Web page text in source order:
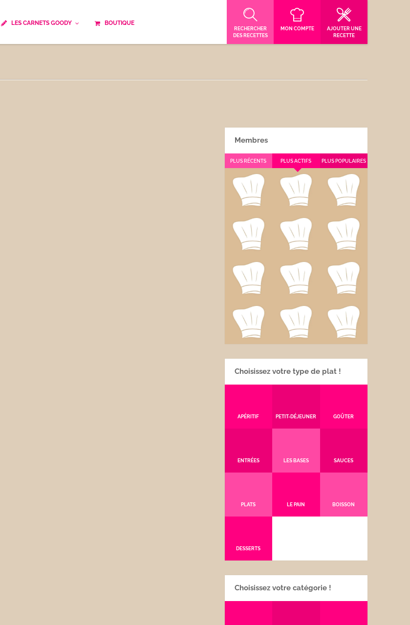
traditionnelle
LES CARNETS GOODY
Spécialité culinaire
BOUTIQUE
RECHERCHER
DES RECETTES
MON COMPTE
AJOUTER UNE
RECETTE
Membres
PLUS RÉCENTS PLUS ACTIFS PLUS POPULAIRES
Choisissez votre type de plat !
APÉRITIF PETIT-DÉJEUNER GOÛTER
ENTRÉES LES BASES SAUCES
PLATS LE PAIN BOISSON
DESSERTS
Choisissez votre catégorie !